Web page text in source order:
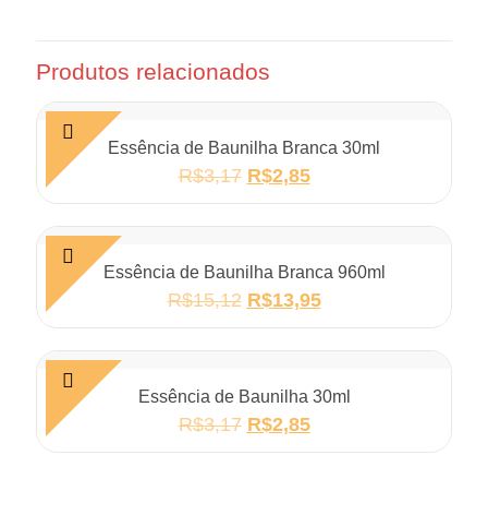
Produtos relacionados
Essência de Baunilha Branca 30ml
R$3,17 R$2,85
Essência de Baunilha Branca 960ml
R$15,12 R$13,95
Essência de Baunilha 30ml
R$3,17 R$2,85